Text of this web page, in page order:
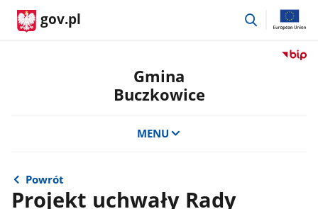
gov.pl
przejdź
Przejdź
Gmina
Buczkowice
MENU
Powrót
Projekt uchwały Rady